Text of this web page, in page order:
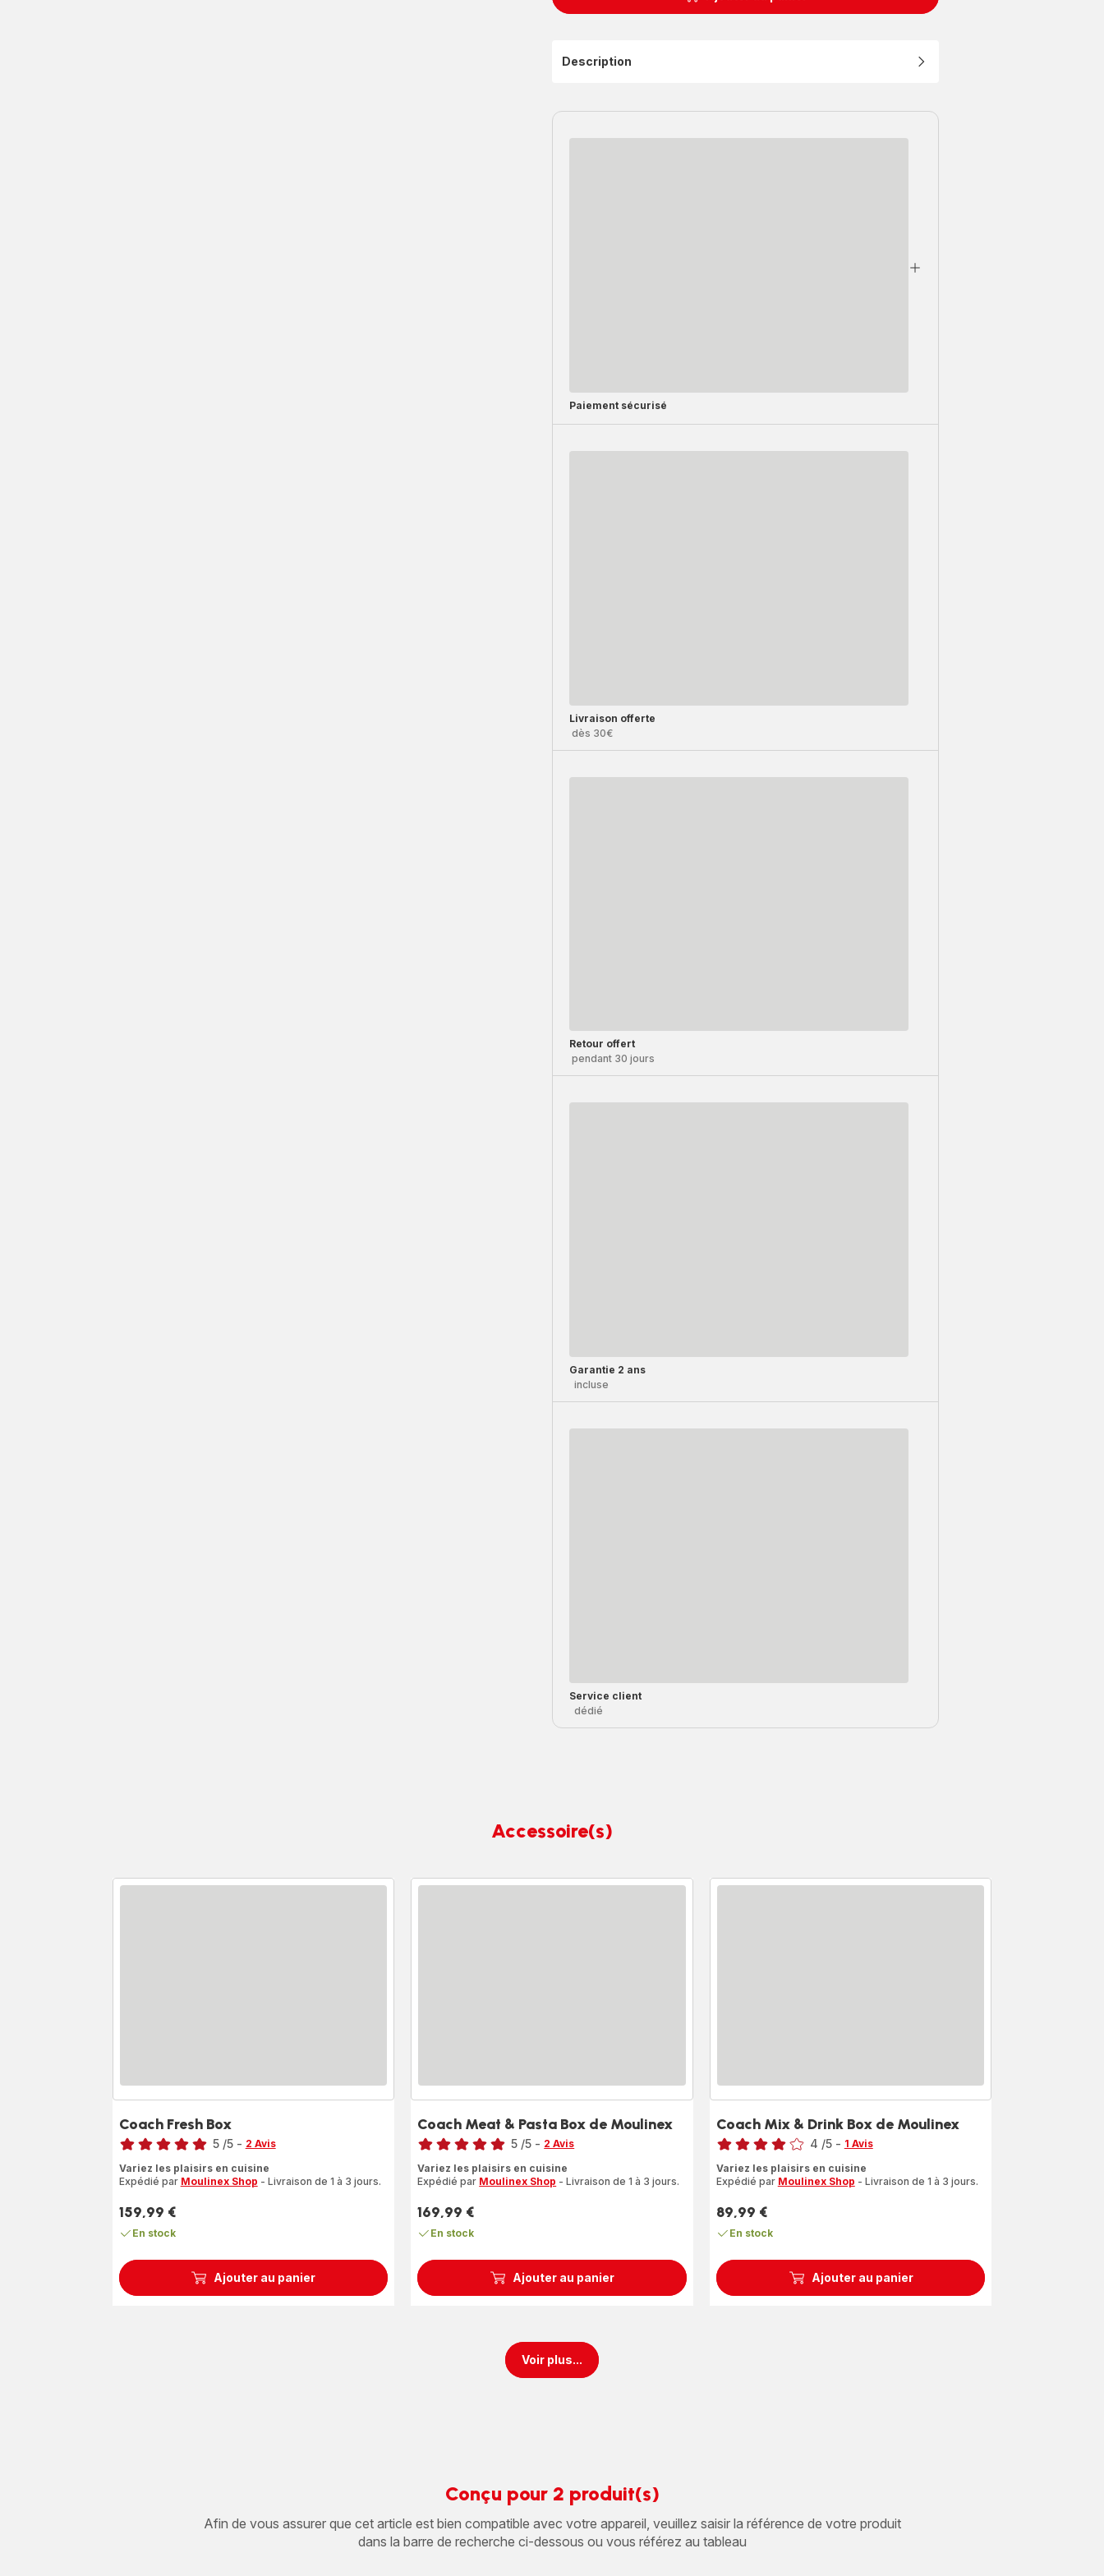
Description
Paiement sécurisé
Livraison offerte
dès 30€
Retour offert
pendant 30 jours
Garantie 2 ans
incluse
Service client
dédié
Accessoire(s)
Ajouter au panier
Coach Fresh Box
Note
5
étoiles
(moyenne)
5 /5 - 2 Avis
Variez les plaisirs en cuisine
Expédié par Moulinex Shop - Livraison de 1 à 3 jours.
Prix
159,99 €
En stock
Ajouter au panier
Coach Meat & Pasta Box de Moulinex
Note
5
étoiles
(moyenne)
5 /5 - 2 Avis
Variez les plaisirs en cuisine
Expédié par Moulinex Shop - Livraison de 1 à 3 jours.
Prix
169,99 €
En stock
Ajouter au panier
Coach Mix & Drink Box de Moulinex
Note
4
étoiles
(moyenne)
4 /5 - 1 Avis
Variez les plaisirs en cuisine
Expédié par Moulinex Shop - Livraison de 1 à 3 jours.
Prix
89,99 €
En stock
Voir plus...
Conçu pour 2 produit(s)
Afin de vous assurer que cet article est bien compatible avec votre appareil, veuillez saisir la référence de votre produit
dans la barre de recherche ci-dessous ou vous référez au tableau